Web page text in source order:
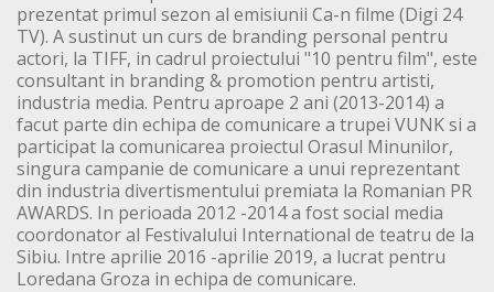
prezentat primul sezon al emisiunii Ca-n filme (Digi 24
TV). A sustinut un curs de branding personal pentru
actori, la TIFF, in cadrul proiectului "10 pentru film", este
consultant in branding & promotion pentru artisti,
industria media. Pentru aproape 2 ani (2013-2014) a
facut parte din echipa de comunicare a trupei VUNK si a
participat la comunicarea proiectul Orasul Minunilor,
singura campanie de comunicare a unui reprezentant
din industria divertismentului premiata la Romanian PR
AWARDS. In perioada 2012 -2014 a fost social media
coordonator al Festivalului International de teatru de la
Sibiu. Intre aprilie 2016 -aprilie 2019, a lucrat pentru
Loredana Groza in echipa de comunicare.